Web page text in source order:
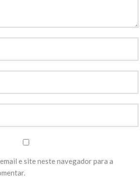
e site neste navegador para a